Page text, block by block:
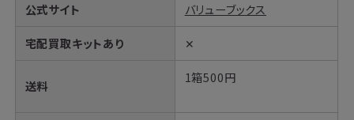
公式サイト バリューブックス
宅配買取キットあり ✕
送料
1箱500円